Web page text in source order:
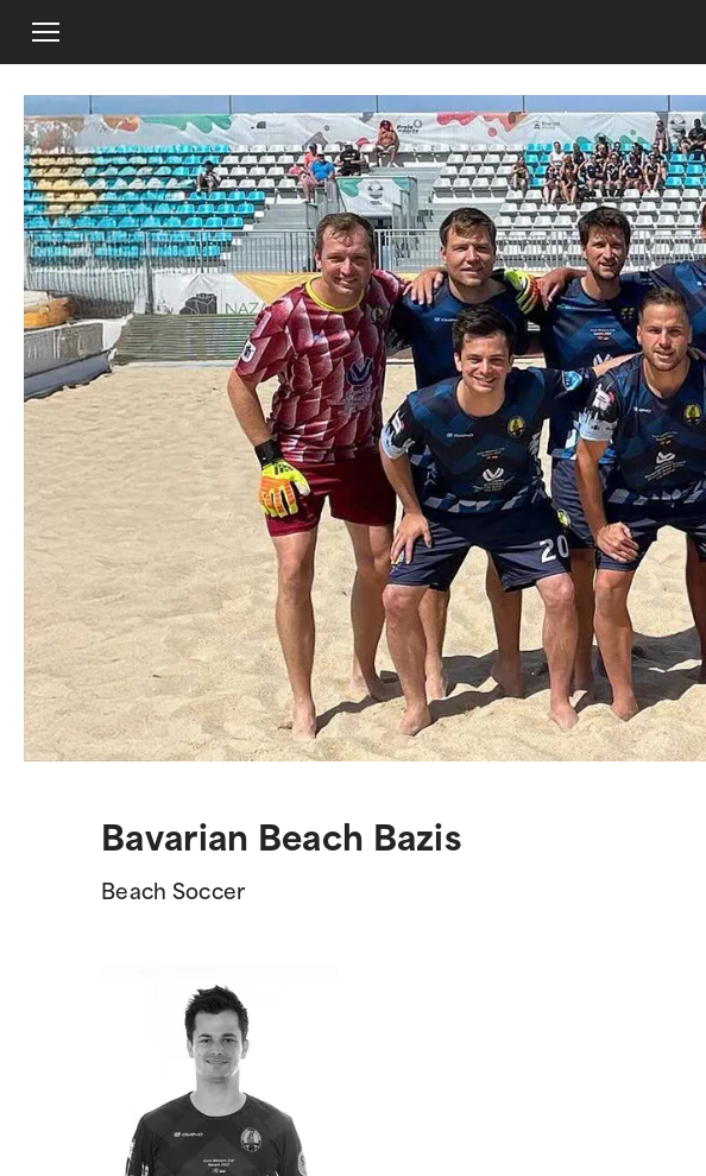
Bavarian Beach Bazis
Beach Soccer